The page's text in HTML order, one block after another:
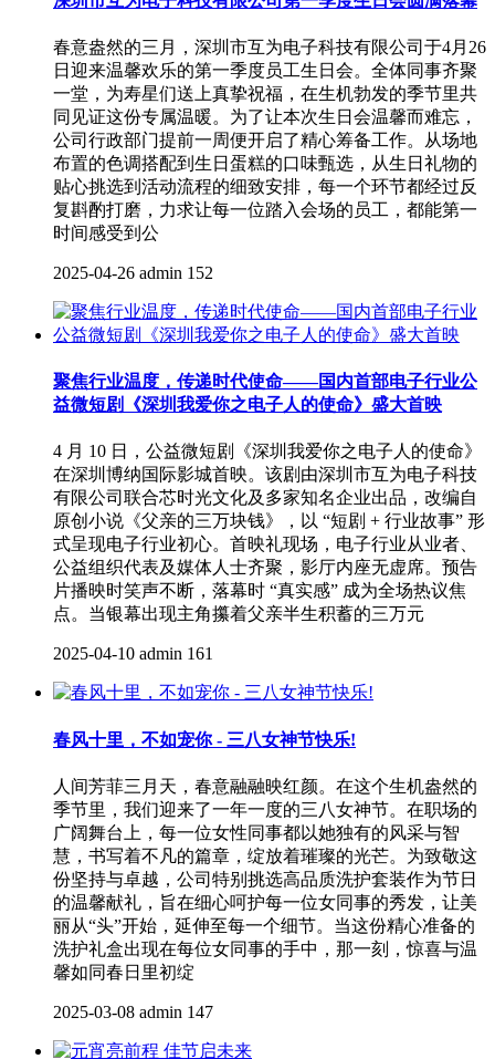
春意盎然的三月，深圳市互为电子科技有限公司于4月26
日迎来温馨欢乐的第一季度员工生日会。全体同事齐聚
一堂，为寿星们送上真挚祝福，在生机勃发的季节里共
同见证这份专属温暖。为了让本次生日会温馨而难忘，
公司行政部门提前一周便开启了精心筹备工作。从场地
布置的色调搭配到生日蛋糕的口味甄选，从生日礼物的
贴心挑选到活动流程的细致安排，每一个环节都经过反
复斟酌打磨，力求让每一位踏入会场的员工，都能第一
时间感受到公
2025-04-26 admin 152
聚焦行业温度，传递时代使命——国内首部电子行业公
益微短剧《深圳我爱你之电子人的使命》盛大首映
4 月 10 日，公益微短剧《深圳我爱你之电子人的使命》
在深圳博纳国际影城首映。该剧由深圳市互为电子科技
有限公司联合芯时光文化及多家知名企业出品，改编自
原创小说《父亲的三万块钱》，以 “短剧 + 行业故事” 形
式呈现电子行业初心。首映礼现场，电子行业从业者、
公益组织代表及媒体人士齐聚，影厅内座无虚席。预告
片播映时笑声不断，落幕时 “真实感” 成为全场热议焦
点。当银幕出现主角攥着父亲半生积蓄的三万元
2025-04-10 admin 161
春风十里，不如宠你 - 三八女神节快乐!
人间芳菲三月天，春意融融映红颜。在这个生机盎然的
季节里，我们迎来了一年一度的三八女神节。在职场的
广阔舞台上，每一位女性同事都以她独有的风采与智
慧，书写着不凡的篇章，绽放着璀璨的光芒。为致敬这
份坚持与卓越，公司特别挑选高品质洗护套装作为节日
的温馨献礼，旨在细心呵护每一位女同事的秀发，让美
丽从“头”开始，延伸至每一个细节。当这份精心准备的
洗护礼盒出现在每位女同事的手中，那一刻，惊喜与温
馨如同春日里初绽
2025-03-08 admin 147